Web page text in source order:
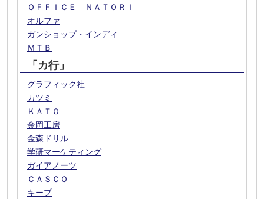
ＯＦＦＩＣＥ ＮＡＴＯＲＩ
オルファ
ガンショップ・インディ
ＭＴＢ
「カ行」
グラフィック社
カツミ
ＫＡＴＯ
金岡工房
金森ドリル
学研マーケティング
ガイアノーツ
ＣＡＳＣＯ
キープ